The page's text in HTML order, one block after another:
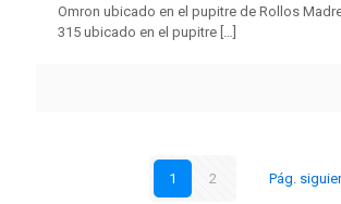
Omron ubicado en el pupitre de Rollos Madre
315 ubicado en el pupitre […]
1 2 Pág.